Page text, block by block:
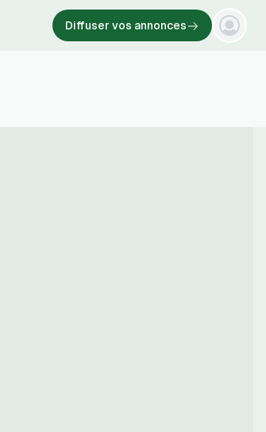
Diffuser vos annonces